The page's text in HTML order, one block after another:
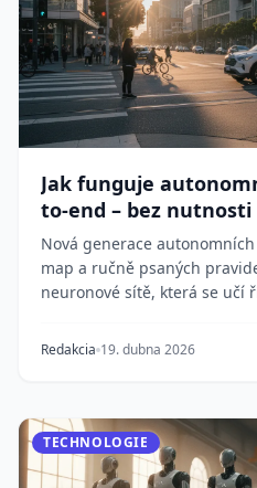
Jak funguje
to-end – bez nutnosti
Nová generace
map a ručně psaných
neuronové sítě, která se učí
Redakcia 19. dubna 2026
TECHNOLOGIE